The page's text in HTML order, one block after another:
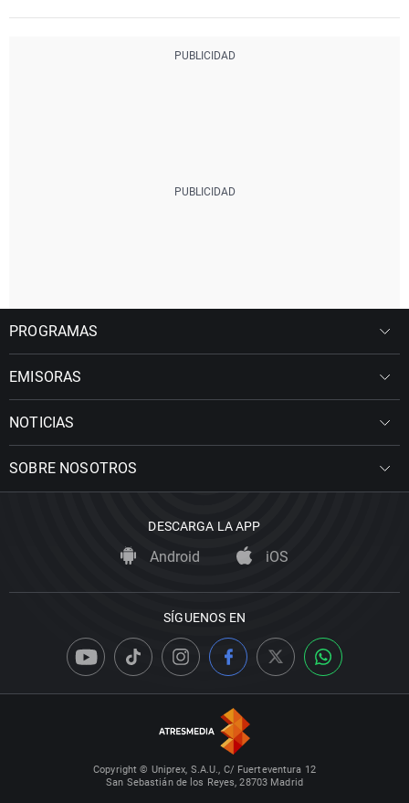
PROGRAMAS
EMISORAS
NOTICIAS
SOBRE NOSOTROS
DESCARGA LA APP
Android iOS
SÍGUENOS EN
Copyright © Uniprex, S.A.U., C/ Fuerteventura 12
San Sebastián de los Reyes, 28703 Madrid